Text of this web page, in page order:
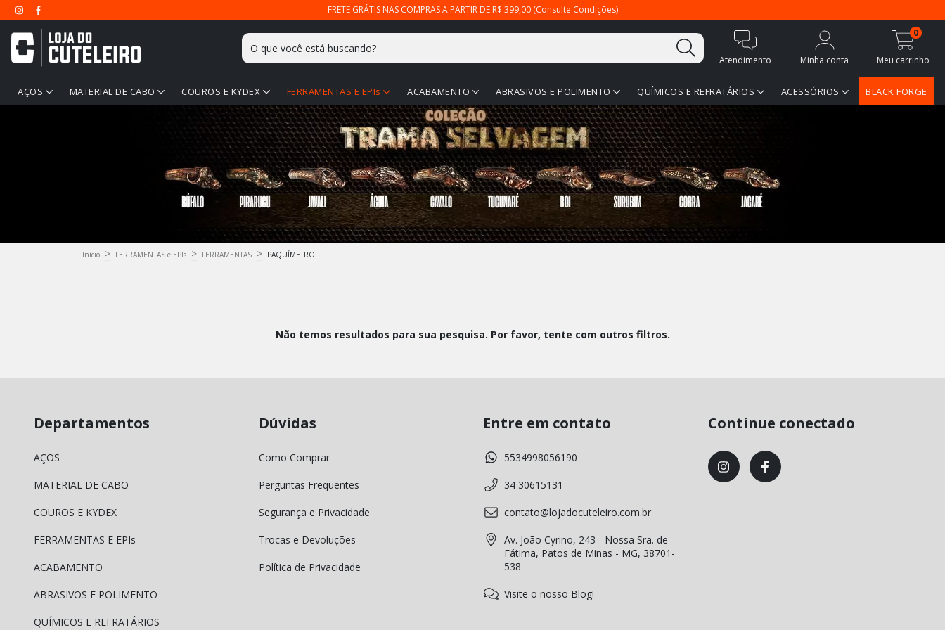
FRETE GRÁTIS NAS COMPRAS A PARTIR DE R$ 399,00 (Consulte Condições)
Atendimento Minha conta Meu carrinho
0
AÇOS MATERIAL DE CABO COUROS E KYDEX FERRAMENTAS E EPIs ACABAMENTO ABRASIVOS E POLIMENTO QUÍMICOS E REFRATÁRIOS ACESSÓRIOS BLACK FORGE
Início > FERRAMENTAS e EPIs > FERRAMENTAS > PAQUÍMETRO
Não temos resultados para sua pesquisa. Por favor, tente com outros filtros.
Departamentos
AÇOS
MATERIAL DE CABO
COUROS E KYDEX
FERRAMENTAS E EPIs
ACABAMENTO
ABRASIVOS E POLIMENTO
QUÍMICOS E REFRATÁRIOS
Dúvidas
Como Comprar
Perguntas Frequentes
Segurança e Privacidade
Trocas e Devoluções
Política de Privacidade
Entre em contato
5534998056190
34 30615131
contato@lojadocuteleiro.com.br
Av. João Cyrino, 243 - Nossa Sra. de
Fátima, Patos de Minas - MG, 38701-
538
Visite o nosso Blog!
Continue conectado